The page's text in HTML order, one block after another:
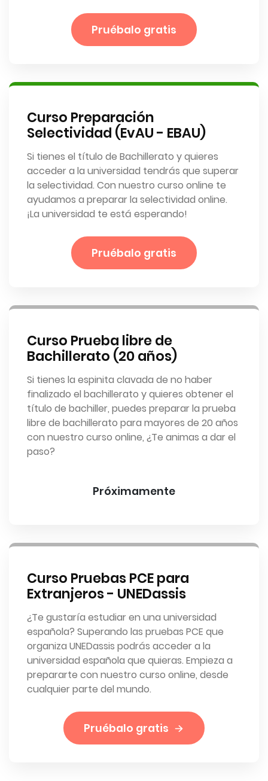
Pruébalo gratis
Curso Preparación
Selectividad (EvAU - EBAU)
Si tienes el título de Bachillerato y quieres
acceder a la universidad tendrás que superar
la selectividad. Con nuestro curso online te
ayudamos a preparar la selectividad online.
¡La universidad te está esperando!
Pruébalo gratis
Curso Prueba libre de
Bachillerato (20 años)
Si tienes la espinita clavada de no haber
finalizado el bachillerato y quieres obtener el
título de bachiller, puedes preparar la prueba
libre de bachillerato para mayores de 20 años
con nuestro curso online, ¿Te animas a dar el
paso?
Próximamente
Curso Pruebas PCE para
Extranjeros - UNEDassis
¿Te gustaría estudiar en una universidad
española? Superando las pruebas PCE que
organiza UNEDassis podrás acceder a la
universidad española que quieras. Empieza a
prepararte con nuestro curso online, desde
cualquier parte del mundo.
Pruébalo gratis